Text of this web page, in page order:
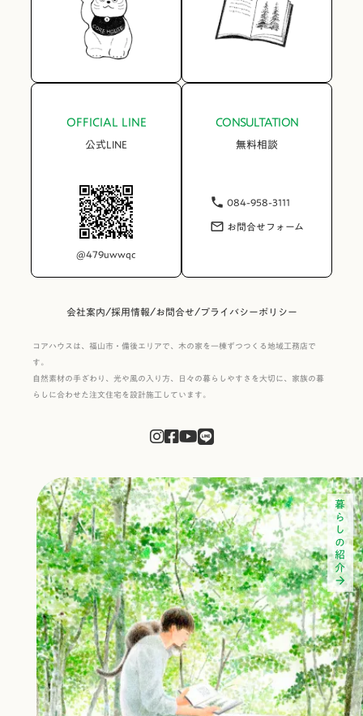
OFFICIAL LINE
公式LINE
@479uwwqc
CONSULTATION
無料相談
phone 084-958-3111
mail_outline お問合せフォーム
会社案内/採用情報/お問合せ/プライバシーポリシー
コアハウスは、福山市・備後エリアで、木の家を一棟ずつつくる地域工務店で
す。
自然素材の手ざわり、光や風の入り方、日々の暮らしやすさを大切に、家族の暮
らしに合わせた注文住宅を設計施工しています。
暮らしの紹介
arrow_forward